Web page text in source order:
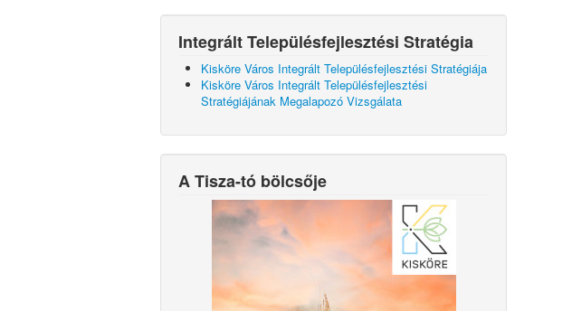
Integrált Településfejlesztési Stratégia
Kisköre Város Integrált Településfejlesztési Stratégiája
Kisköre Város Integrált Településfejlesztési
Stratégiájának Megalapozó Vizsgálata
A Tisza-tó bölcsője